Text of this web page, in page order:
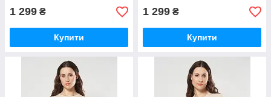
1 299 ₴
Купити
1 299 ₴
Купити